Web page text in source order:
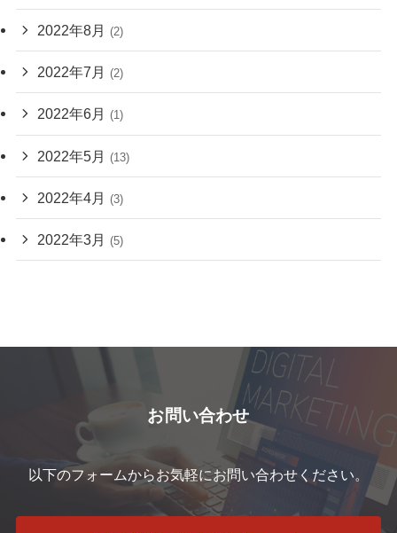
2022年8月 (2)
2022年7月 (2)
2022年6月 (1)
2022年5月 (13)
2022年4月 (3)
2022年3月 (5)
お問い合わせ
以下のフォームからお気軽にお問い合わせください。